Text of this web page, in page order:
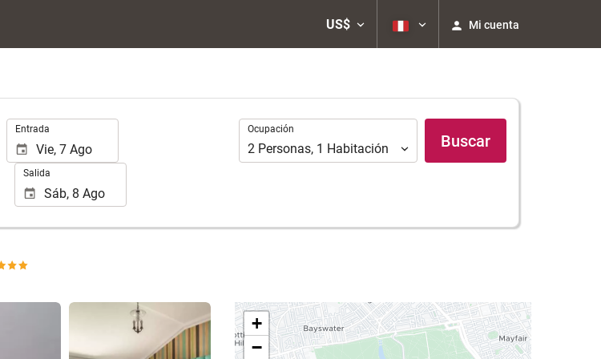
US$ Mi cuenta
Entrada
Salida
Ocupación
Ocupación
2 Personas, 1 Habitación Buscar
Ver 25 fotos
+
−